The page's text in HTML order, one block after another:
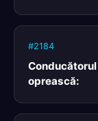
#2184
oprească: